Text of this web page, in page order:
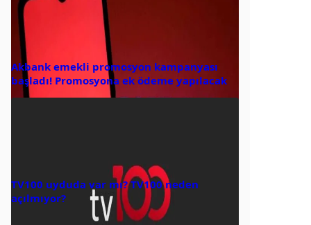
Akbank emekli promosyon kampanyası
başladı! Promosyona ek ödeme yapılacak
TV100 uyduda var mı? TV100 neden
açılmıyor?